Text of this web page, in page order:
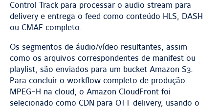
Control Track para processar o audio stream para
delivery e entrega o feed como conteúdo HLS, DASH
ou CMAF completo.
Os segmentos de áudio/vídeo resultantes, assim
como os arquivos correspondentes de manifest ou
playlist, são enviados para um bucket Amazon S3.
Para concluir o workflow completo de produção
MPEG-H na cloud, o Amazon CloudFront foi
selecionado como CDN para OTT delivery, usando o